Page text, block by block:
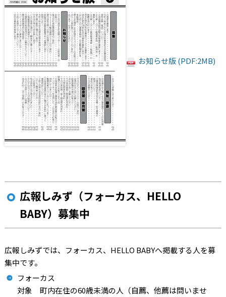
お知らせ版 (PDF:2MB)
広報しみず（フォーカス、HELLO
BABY）募集中
広報しみずでは、フォーカス、HELLO BABYへ掲載する人を募
集中です。
フォーカス
対象 町内在住の60歳未満の人（自薦、他薦は問いませ